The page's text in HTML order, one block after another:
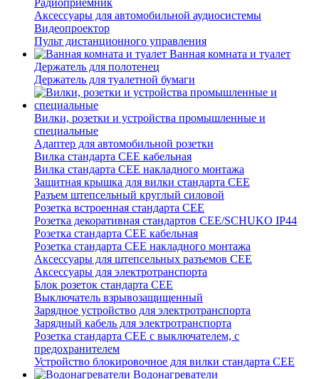
Радиоприемник
Аксессуары для автомобильной аудиосистемы
Видеопроектор
Пульт дистанционного управления
Ванная комната и туалет
Держатель для полотенец
Держатель для туалетной бумаги
Вилки, розетки и устройства промышленные и
специальные
Адаптер для автомобильной розетки
Вилка стандарта CEE кабельная
Вилка стандарта CEE накладного монтажа
Защитная крышка для вилки стандарта CEE
Разъем штепсельный круглый силовой
Розетка встроенная стандарта CEE
Розетка декоративная стандартов CEE/SCHUKO IP44
Розетка стандарта СЕЕ кабельная
Розетка стандарта СЕЕ накладного монтажа
Аксессуары для штепсельных разъемов CEE
Аксессуары для электротранспорта
Блок розеток стандарта CEE
Выключатель взрывозащищенный
Зарядное устройство для электротранспорта
Зарядный кабель для электротранспорта
Розетка стандарта СЕЕ с выключателем, с
предохранителем
Устройство блокировочное для вилки стандарта CEE
Водонагреватели